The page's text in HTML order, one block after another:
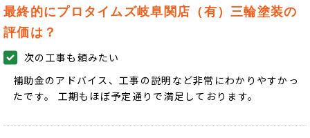
最終的にプロタイムズ岐阜関店（有）三輪塗装の
評価は？
次の工事も頼みたい
補助金のアドバイス、工事の説明など非常にわかりやすかっ
たです。 工期もほぼ予定通りで満足しております。